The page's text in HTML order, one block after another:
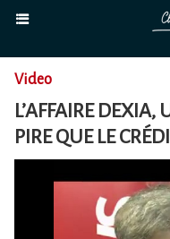
Video
L’AFFAIRE
PIRE QUE LE